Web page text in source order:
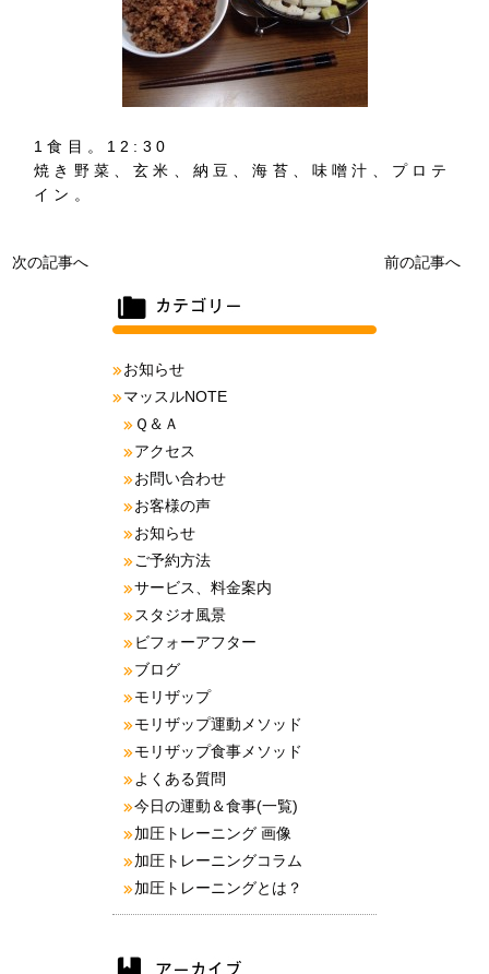
1食目。12:30
焼き野菜、玄米、納豆、海苔、味噌汁、プロテ
イン。
次の記事へ 前の記事へ
お知らせ
マッスルNOTE
Ｑ＆Ａ
アクセス
お問い合わせ
お客様の声
お知らせ
ご予約方法
サービス、料金案内
スタジオ風景
ビフォーアフター
ブログ
モリザップ
モリザップ運動メソッド
モリザップ食事メソッド
よくある質問
今日の運動＆食事(一覧)
加圧トレーニング 画像
加圧トレーニングコラム
加圧トレーニングとは？